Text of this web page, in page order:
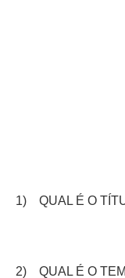
1) QUAL É O
2) QUAL É O